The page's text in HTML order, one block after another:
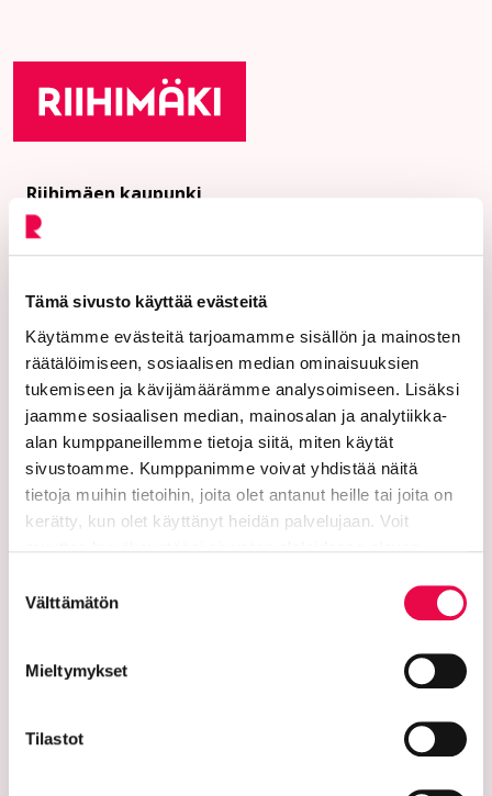
Tämä sivusto käyttää evästeitä
Käytämme evästeitä tarjoamamme sisällön ja mainosten
räätälöimiseen, sosiaalisen median ominaisuuksien
tukemiseen ja kävijämäärämme analysoimiseen. Lisäksi
jaamme sosiaalisen median, mainosalan ja analytiikka-
alan kumppaneillemme tietoja siitä, miten käytät
sivustoamme. Kumppanimme voivat yhdistää näitä
tietoja muihin tietoihin, joita olet antanut heille tai joita on
kerätty, kun olet käyttänyt heidän palvelujaan. Voit
valinta
Välttämätön
Mieltymykset
Tilastot
Riihimäen kaupunki
PL 125 (Eteläinen Asemakatu 2)
Vaihde: 019 758 4000
Sähköpostiosoitteet:
etunimi.sukunimi@riihimaki.fi
Turvasähköpostiosoite:
Ethän lähetä henkilötietoja tai arkaluonteisia
asiakastietoja suojaamattomassa sähköpostissa.
Verkkolaskutusosoitteet:
Lähetä laskut verkkolaskuina
verkkolaskuosoitteeseen. Kaupunki ja Riihimäen Vesi